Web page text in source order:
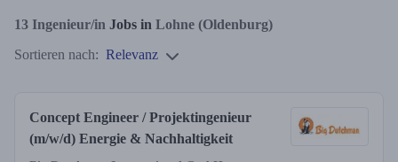
13 Ingenieur/in Jobs in Lohne (Oldenburg)
Sortieren nach: Relevanz
Concept Engineer / Projektingenieur
(m/w/d) Energie & Nachhaltigkeit